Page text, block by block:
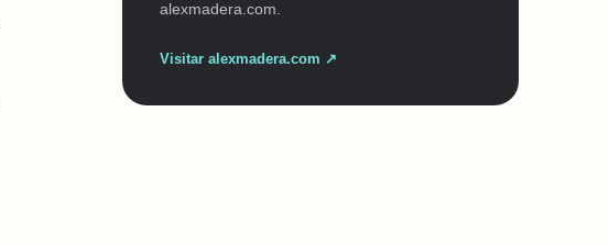
alexmadera.com.
Visitar alexmadera.com ↗